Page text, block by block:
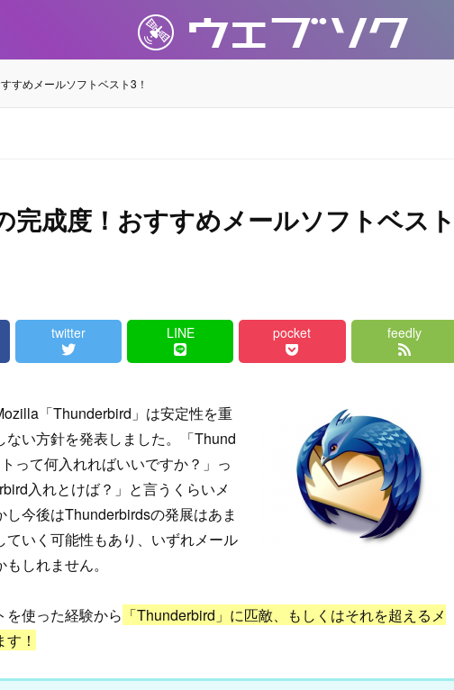
すめメールソフトベスト3！
成度！おすすめメールソフトベスト
twitter LINE pocket feedly
「Thunderbird」は安定性を重
い方針を発表しました。「Thund
って何入れればいいですか？」っ
入れとけば？」と言うくらいメ
今後はThunderbirdsの発展はあま
いく可能性もあり、いずれメール
しれません。
使った経験から 「Thunderbird」に匹敵、もしくはそれを超えるメ
！